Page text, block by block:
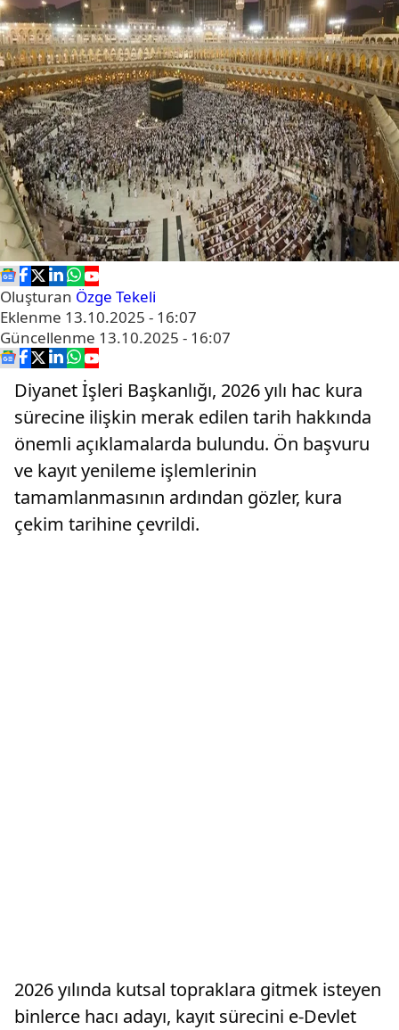
Oluşturan Özge Tekeli
Eklenme 13.10.2025 - 16:07
Güncellenme 13.10.2025 - 16:07
Diyanet İşleri Başkanlığı, 2026 yılı hac kura
sürecine ilişkin merak edilen tarih hakkında
önemli açıklamalarda bulundu. Ön başvuru
ve kayıt yenileme işlemlerinin
tamamlanmasının ardından gözler, kura
çekim tarihine çevrildi.
2026 yılında kutsal topraklara gitmek isteyen
binlerce hacı adayı, kayıt sürecini e-Devlet